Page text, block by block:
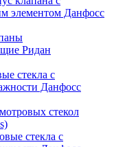
элементом Данфосс
Ридан
стекла с
Данфосс
стекол
стекла с